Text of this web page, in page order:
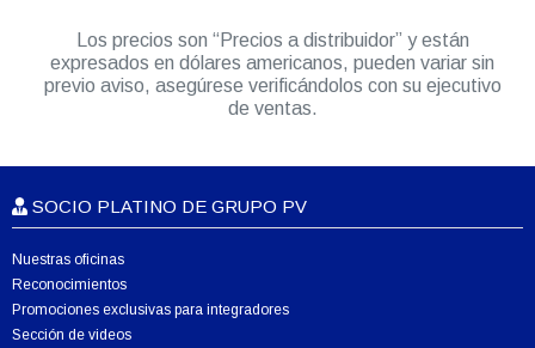
Los precios son “Precios a distribuidor” y están
expresados en dólares americanos, pueden variar sin
previo aviso, asegúrese verificándolos con su ejecutivo
de ventas.
SOCIO PLATINO DE GRUPO PV
Nuestras oficinas
Reconocimientos
Promociones exclusivas para integradores
Sección de videos